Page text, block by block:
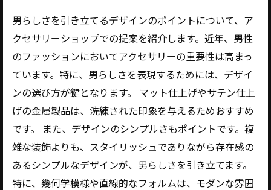
男らしさを引き立てるデザインのポイントについて、ア
クセサリーショップでの提案を紹介します。近年、男性
のファッションにおいてアクセサリーの重要性は高まっ
ています。特に、男らしさを表現するためには、デザイ
ンの選び方が鍵となります。 マット仕上げやサテン仕上
げの金属製品は、洗練された印象を与えるためおすすめ
です。 また、デザインのシンプルさもポイントです。複
雑な装飾よりも、スタイリッシュでありながら存在感の
あるシンプルなデザインが、男らしさを引き立てます。
特に、幾何学模様や直線的なフォルムは、モダンな雰囲